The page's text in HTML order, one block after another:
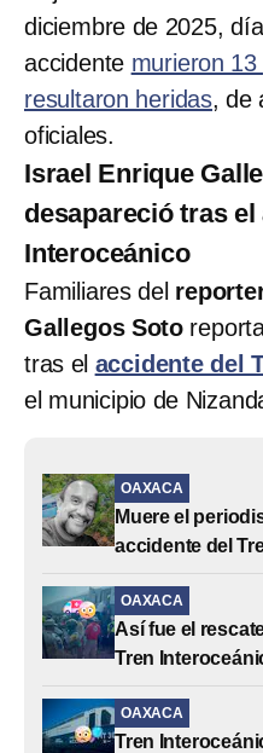
diciembre de 2025,
accidente murieron
resultaron heridas, de
oficiales.
Israel Enrique
desapareció tras
Interoceánico
Familiares del
Gallegos Soto
tras el accidente del
el municipio de
OAXACA
Muere el
accidente del
OAXACA
Así fue el
Tren
OAXACA
Tren